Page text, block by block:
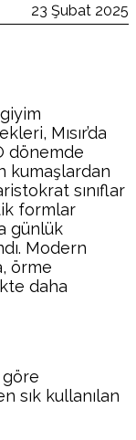
23 Şubat 2025
Mısır’da
dönemde
kumaşlardan
sınıflar
formlar
günlük
Modern
örme
daha
göre
sık kullanılan